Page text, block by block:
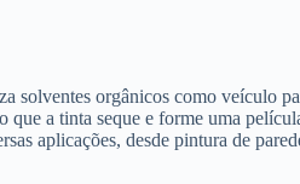
solventes orgânicos como veículo
que a tinta seque e forme uma
aplicações, desde pintura de